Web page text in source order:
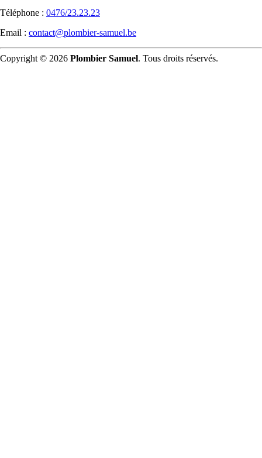
Téléphone : 0476/23.23.23
Email : contact@plombier-samuel.be
Copyright © 2026 Plombier Samuel. Tous droits réservés.